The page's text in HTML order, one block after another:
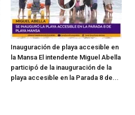
Inauguración de playa accesible en
la Mansa El intendente Miguel Abella
participó de la inauguración de la
playa accesible en la Parada 8 de...